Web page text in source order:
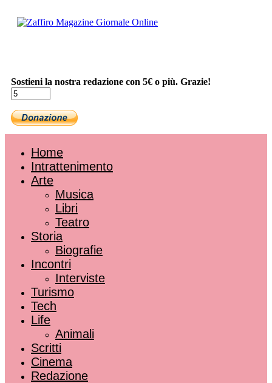
Sostieni la nostra redazione con 5€ o più. Grazie!
Home
Intrattenimento
Arte
Musica
Libri
Teatro
Storia
Biografie
Incontri
Interviste
Turismo
Tech
Life
Animali
Scritti
Cinema
Redazione